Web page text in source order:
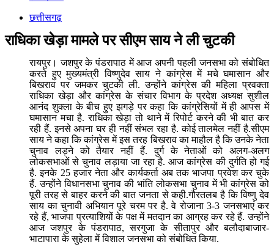
छत्तीसगढ़
राधिका खेड़ा मामले पर सीएम साय ने ली चुटकी
रायपुर। जशपुर के पंडरापाठ में आज अपनी पहली जनसभा को संबोधित
करते हुए मुख्यमंत्री विष्णुदेव साय ने कांग्रेस में मचे घमासान और
बिखराव पर जमकर चुटकी ली. उन्होंने कांग्रेस की महिला प्रवक्ता
राधिका खेड़ा और कांग्रेस के संचार विभाग के प्रदेश अध्यक्ष सुशील
आनंद शुक्ला के बीच हुए झगड़े पर कहा कि कांग्रेसियों में ही आपस में
घमासान मचा है. राधिका खेड़ा तो थाने में रिपोर्ट करने की भी बात कर
रही हैं. इनसे अपना घर ही नहीं संभल रहा है. कोई तालमेल नहीं है.सीएम
साय ने कहा कि कांग्रेस में इस तरह बिखराव का माहौल है कि उनके नेता
चुनाव लड़ने को तैयार नहीं हैं. दुर्ग के नेताओं को अलग-अलग
लोकसभाओं से चुनाव लड़ाया जा रहा है. आज कांग्रेस की दुर्गति हो गई
है. इनके 25 हजार नेता और कार्यकर्ता अब तक भाजपा प्रवेश कर चुके
हैं. उन्होंने विधानसभा चुनाव की भांति लोकसभा चुनाव में भी कांग्रेस को
पूरी तरह से बाहर करने की बात जनता से कही.गौरतलब है कि विष्णु देव
साय का चुनावी अभियान पूरे चरम पर है. वे रोजाना 3-3 जनसभाएं कर
रहे हैं, भाजपा प्रत्याशियों के पक्ष में मतदान का आग्रह कर रहे हैं. उन्होंने
आज जशपुर के पंडरापाठ, सरगुजा के सीतापुर और बलौदाबाजार-
भाटापारा के सुहेला में विशाल जनसभा को संबोधित किया.